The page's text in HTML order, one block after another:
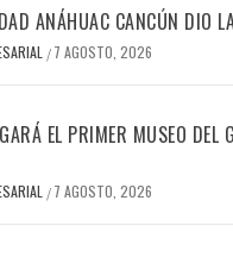
ANÁHUAC CANCÚN DIO
/ 7 AGOSTO, 2026
EL PRIMER MUSEO DEL
/ 7 AGOSTO, 2026